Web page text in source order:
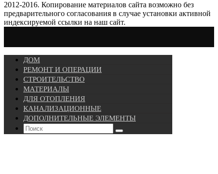
2012-2016. Копирование материалов сайта возможно без
предварительного согласования в случае установки активной
индексируемой ссылки на наш сайт.
ДОМ
РЕМОНТ И ОПЕРАЦИИ
СТРОИТЕЛЬСТВО
МАТЕРИАЛЫ
ДЛЯ ОТОПЛЕНИЯ
КАНАЛИЗАЦИОННЫЕ
ДОПОЛНИТЕЛЬНЫЕ ЭЛЕМЕНТЫ